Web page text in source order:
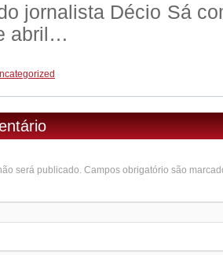
jornalista Décio Sá
abril…
será publicado. Campos obrigatório são